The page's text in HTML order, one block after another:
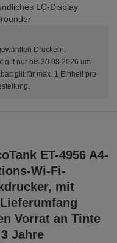
LC-Display
Druckern.
gilt nur bis 30.08.2026 um
gilt für max. 1 Einheit pro
ET-4956 A4-
Wi-Fi-
mit
Vorrat an Tinte
Jahre